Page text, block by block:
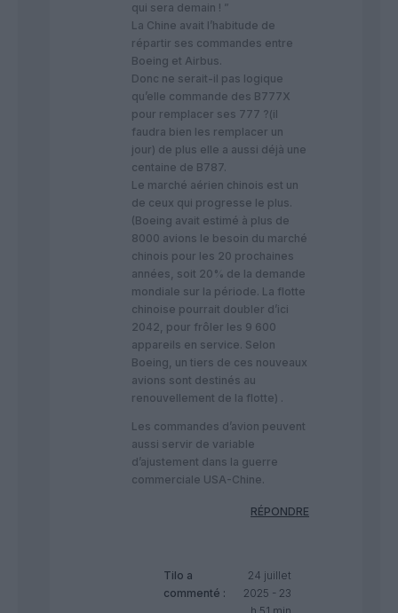
qui sera demain ! ”
La Chine avait l’habitude de
répartir ses commandes entre
Boeing et Airbus.
Donc ne serait-il pas logique
qu’elle commande des B777X
pour remplacer ses 777 ?(il
faudra bien les remplacer un
jour) de plus elle a aussi déjà une
centaine de B787.
Le marché aérien chinois est un
de ceux qui progresse le plus.
(Boeing avait estimé à plus de
8000 avions le besoin du marché
chinois pour les 20 prochaines
années, soit 20% de la demande
mondiale sur la période. La flotte
chinoise pourrait doubler d’ici
2042, pour frôler les 9 600
appareils en service. Selon
Boeing, un tiers de ces nouveaux
avions sont destinés au
renouvellement de la flotte) .
Les commandes d’avion peuvent
aussi servir de variable
d’ajustement dans la guerre
commerciale USA-Chine.
RÉPONDRE
Tilo a
commenté :
24 juillet
2025 - 23